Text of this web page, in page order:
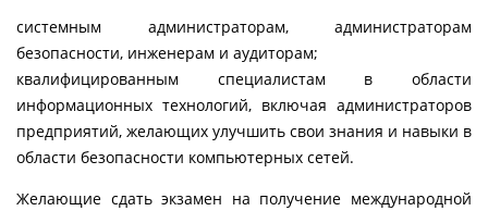
системным администраторам, администраторам
безопасности, инженерам и аудиторам;
квалифицированным специалистам в области
информационных технологий, включая администраторов
предприятий, желающих улучшить свои знания и навыки в
области безопасности компьютерных сетей.
Желающие сдать экзамен на получение международной